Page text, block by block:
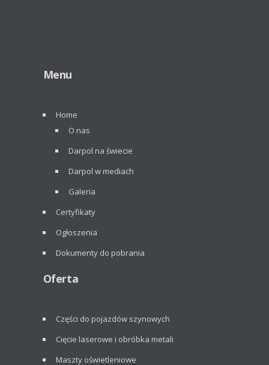
Menu
Home
O nas
Darpol na świecie
Darpol w mediach
Galeria
Certyfikaty
Ogłoszenia
Dokumenty do pobrania
Oferta
Części do pojazdów szynowych
Cięcie laserowe i obróbka metali
Maszty oświetleniowe